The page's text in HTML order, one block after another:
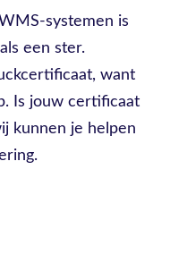
systemen is
een ster.
want
Is jouw certificaat
kunnen je helpen